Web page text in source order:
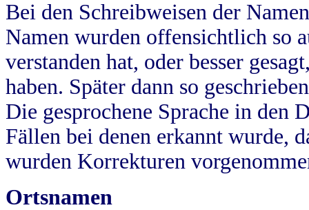
Bei den Schreibweisen der
Namen wurden offensichtlich so
verstanden hat, oder besser
haben. Später dann so
Die gesprochene Sprache in
Fällen bei denen erkannt wurde,
wurden Korrekturen
Ortsnamen